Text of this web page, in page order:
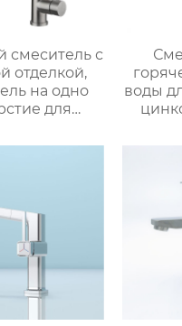
смеситель с
отделкой,
на одно
для
воды